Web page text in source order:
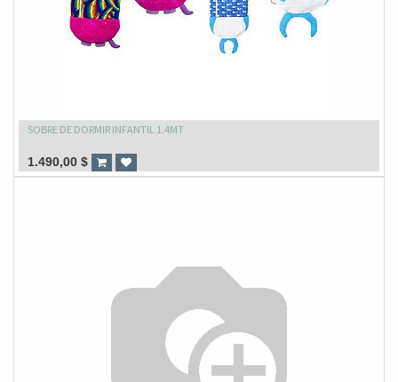
SOBRE DE DORMIR INFANTIL 1.4MT
1.490,00 $